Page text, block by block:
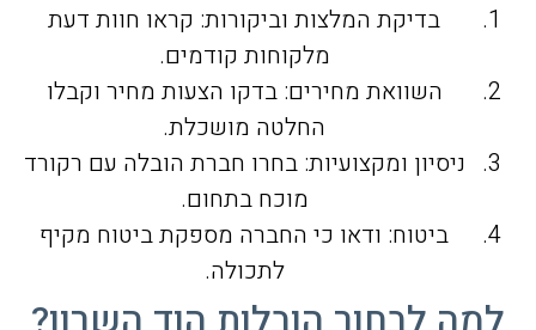
בדיקת המלצות וביקורות: קראו חוות דעת
מלקוחות קודמים.
השוואת מחירים: בדקו הצעות מחיר וקבלו
החלטה מושכלת.
ניסיון ומקצועיות: בחרו חברת הובלה עם רקורד
מוכח בתחום.
ביטוח: ודאו כי החברה מספקת ביטוח מקיף
לתכולה.